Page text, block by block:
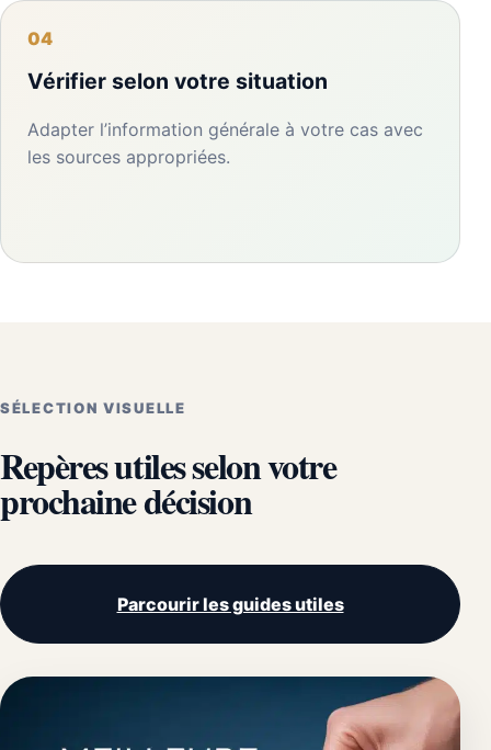
04
Vérifier selon votre situation
Adapter l’information générale à votre cas avec
les sources appropriées.
SÉLECTION VISUELLE
Repères utiles selon votre
prochaine décision
Parcourir les guides utiles